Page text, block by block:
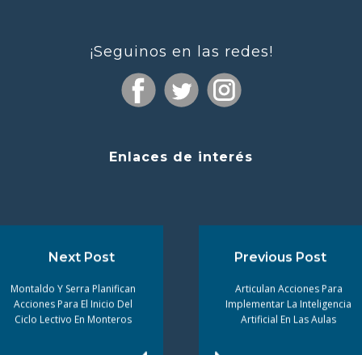
¡Seguinos en las redes!
Enlaces de interés
Previous Post
Articulan Acciones Para
Implementar La Inteligencia
Artificial En Las Aulas
Next Post
Montaldo Y Serra Planifican
Acciones Para El Inicio Del
Ciclo Lectivo En Monteros